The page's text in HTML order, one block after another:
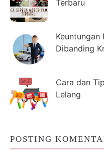
Terbaru
Keuntungan
Dibanding
Cara dan
Lelang
POSTING